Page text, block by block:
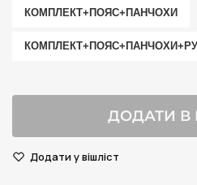
КОМПЛЕКТ+ПОЯС+ПАНЧОХИ
ДОДАТИ
Додати у вішліст